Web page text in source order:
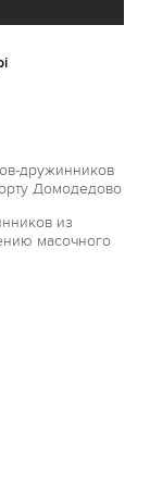
дружинников
Домодедово
из
масочного